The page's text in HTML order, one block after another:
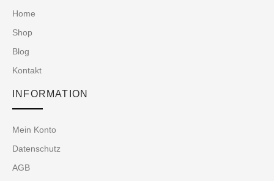
Home
Shop
Blog
Kontakt
INFORMATION
Mein Konto
Datenschutz
AGB